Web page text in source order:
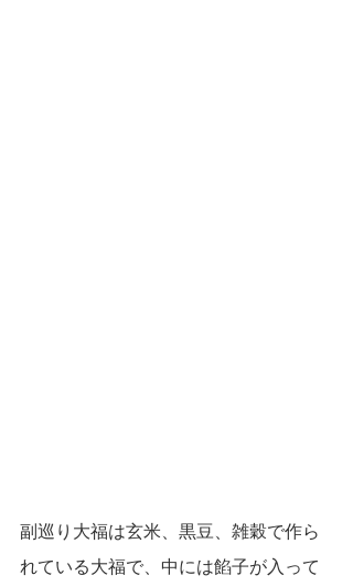
副巡り大福は玄米、黒豆、雑穀で作ら
れている大福で、中には餡子が入って